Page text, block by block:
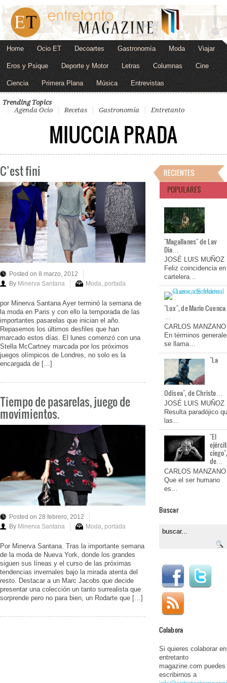
Home Ocio ET Decoartes Gastronomía Moda Viajar
Eros y Psique Deporte y Motor Letras Columnas Cine
Ciencia Primera Plana Música Entrevistas
Trending Topics
Agenda Ocio
Recetas Gastronomía Entretanto
MIUCCIA PRADA
C’est fini
Posted on 8 marzo, 2012
By Minerva Santana Moda, portada
por Minerva Santana Ayer terminó la semana de
la moda en Paris y con ello la temporada de las
importantes pasarelas que inician el año.
Repasemos los últimos desfiles que han
marcado estos días. El lunes comenzó con una
Stella McCartney marcada por los próximos
juegos olímpicos de Londres, no solo es la
encargada de […]
Tiempo de pasarelas, juego de
movimientos.
Posted on 28 febrero, 2012
By Minerva Santana Moda, portada
Por Minerva Santana. Tras la importante semana
de la moda de Nueva York, donde los grandes
siguen sus líneas y el curso de las próximas
tendencias invernales bajo la mirada atenta del
resto. Destacar a un Marc Jacobs que decide
presentar una colección un tanto surrealista que
sorprende pero no para bien, un Rodarte que […]
RECIENTES
POPULARES
"Magallanes" de Lav
Dia…
JOSÉ LUIS MUÑOZ
Feliz coincidencia en
cartelera…
"Lux", de Mario Cuenca
…
CARLOS MANZANO
En términos
se llama…
"La
Odisea", de Christo…
JOSÉ LUIS MUÑOZ
Resulta paradójico
las…
"El
de…
CARLOS MANZANO
Que el ser humano
es…
Buscar
Colabora
Si quieres colaborar en
entretanto
magazine.com puedes
escribirnos a